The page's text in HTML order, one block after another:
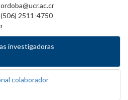
2511-4750
investigadoras
colaborador